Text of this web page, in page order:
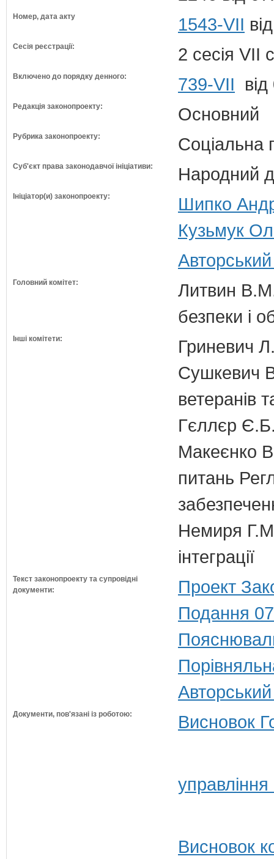
Номер, дата акту 1543-VII
Сесія реєстрації: 2 сесія VII
Включено до порядку денного: 739-VII
Редакція законопроекту: Основний
Рубрика законопроекту: Соціальна
Суб'єкт права законодавчої ініціативи: Народний
Ініціатор(и) законопроекту:
Шипко
Кузьмук
Головний комітет:
Литвин В.М.
безпеки і
Інші комітети:
Гриневич
Сушкевич
ветеранів
Гєллєр
Макеєнко
питань
Немиря
інтеграції
Текст законопроекту та супровідні
документи:
Проект
Подання
Документи, пов'язані із роботою: Висновок
Висновок